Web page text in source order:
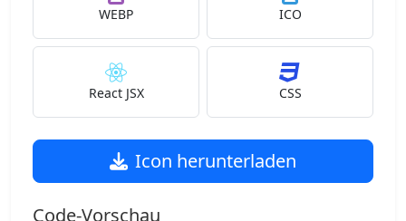
WEBP ICO
React JSX CSS
Icon herunterladen
Code-Vorschau